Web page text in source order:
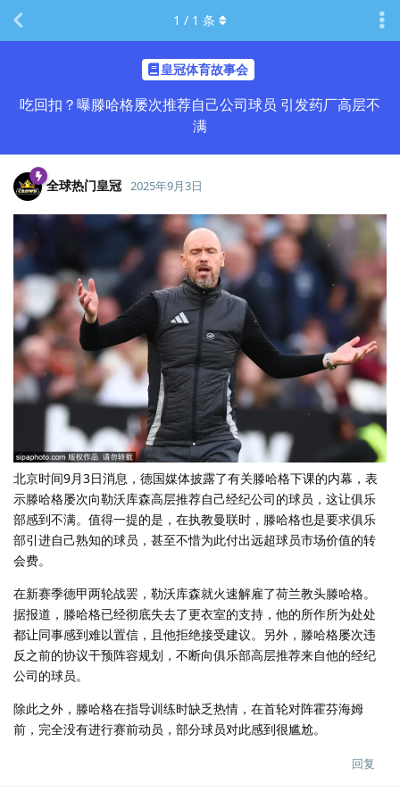
皇冠体育故事会
吃回扣？曝滕哈格屡次推荐自己公司球员 引发药厂高层不
满
1 / 1 条
全球热门皇冠 2025年9月3日
北京时间9月3日消息，德国媒体披露了有关滕哈格下课的内幕，表
示滕哈格屡次向勒沃库森高层推荐自己经纪公司的球员，这让俱乐
部感到不满。值得一提的是，在执教曼联时，滕哈格也是要求俱乐
部引进自己熟知的球员，甚至不惜为此付出远超球员市场价值的转
会费。
在新赛季德甲两轮战罢，勒沃库森就火速解雇了荷兰教头滕哈格。
据报道，滕哈格已经彻底失去了更衣室的支持，他的所作所为处处
都让同事感到难以置信，且他拒绝接受建议。另外，滕哈格屡次违
反之前的协议干预阵容规划，不断向俱乐部高层推荐来自他的经纪
公司的球员。
除此之外，滕哈格在指导训练时缺乏热情，在首轮对阵霍芬海姆
前，完全没有进行赛前动员，部分球员对此感到很尴尬。
回复